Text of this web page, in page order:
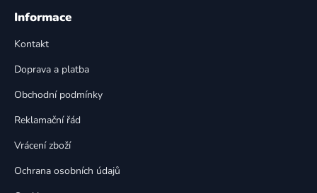
Informace
Kontakt
Doprava a platba
Obchodní podmínky
Reklamační řád
Vrácení zboží
Ochrana osobních údajů